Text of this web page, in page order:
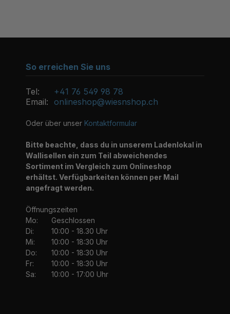
So erreichen Sie uns
Tel:
+41 76 549 98 78
Email: onlineshop@wiesnshop.ch
Oder über unser Kontaktformular
Bitte beachte, dass du in unserem Ladenlokal in
Wallisellen ein zum Teil abweichendes
Sortiment im Vergleich zum Onlineshop
erhältst. Verfügbarkeiten können per Mail
angefragt werden.
Öffnungszeiten
Mo:
Geschlossen
Di:
10:00 - 18.30 Uhr
Mi:
10:00 - 18:30 Uhr
Do:
10:00 - 18:30 Uhr
Fr:
10:00 - 18:30 Uhr
Sa:
10:00 - 17:00 Uhr